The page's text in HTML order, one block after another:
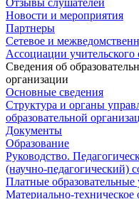
Отзывы слушателей
Новости и мероприятия
Партнеры
Сетевое и
Ассоциации учительского
Сведения об
организации
Основные сведения
Структура и органы
образовательной
Документы
Образование
Руководство.
(научно-педагогический)
Платные образовательные
Материально-техническое